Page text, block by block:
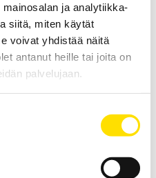
ja analytiikka-
siitä, miten käytät
voivat yhdistää näitä
antanut heille tai joita on
palvelujaan.
LUE LISÄÄ
kaapelikengällä ja